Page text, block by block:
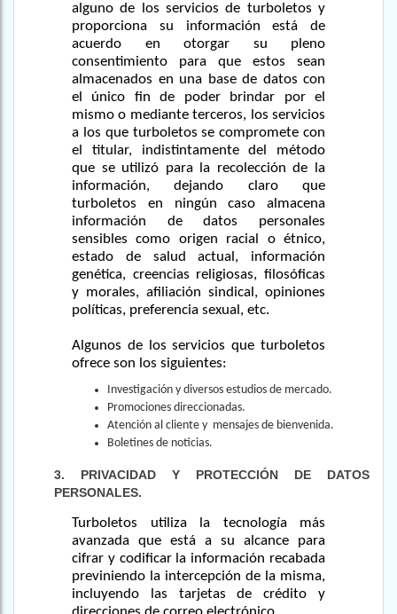
alguno de los servicios de turboletos y
proporciona su información está de
acuerdo en otorgar su pleno
consentimiento para que estos sean
almacenados en una base de datos con
el único fin de poder brindar por el
mismo o mediante terceros, los servicios
a los que turboletos se compromete con
el titular, indistintamente del método
que se utilizó para la recolección de la
información, dejando claro que
turboletos en ningún caso almacena
información de datos personales
sensibles como origen racial o étnico,
estado de salud actual, información
genética, creencias religiosas, filosóficas
y morales, afiliación sindical, opiniones
políticas, preferencia sexual, etc.
Algunos de los servicios que turboletos
ofrece son los siguientes:
Investigación y diversos estudios de mercado.
Promociones direccionadas.
Atención al cliente y mensajes de bienvenida.
Boletines de noticias.
3. PRIVACIDAD Y PROTECCIÓN DE DATOS
PERSONALES.
Turboletos utiliza la tecnología más
avanzada que está a su alcance para
cifrar y codificar la información recabada
previniendo la intercepción de la misma,
incluyendo las tarjetas de crédito y